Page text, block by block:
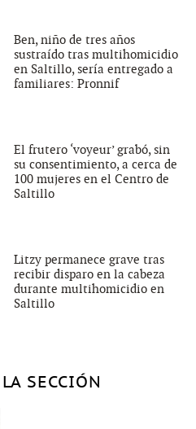
Ben, niño de tres años
sustraído tras multihomicidio
en Saltillo, sería entregado a
familiares: Pronnif
El frutero ‘voyeur’ grabó, sin
su consentimiento, a cerca de
100 mujeres en el Centro de
Saltillo
Litzy permanece grave tras
recibir disparo en la cabeza
durante multihomicidio en
Saltillo
SECCIÓN